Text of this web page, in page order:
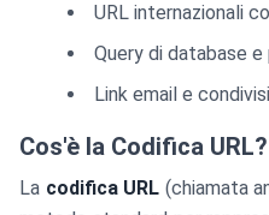
URL internazionali
Query di database
Link email e
Cos'è la Codifica URL?
La codifica URL (chiamata